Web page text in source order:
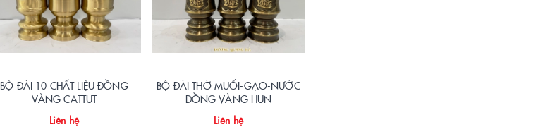
BỘ ĐÀI 10 CHẤT LIỆU ĐỒNG
VÀNG CATTUT
Liên hệ
BỘ ĐÀI THỜ MUỐI-GẠO-NƯỚC
ĐỒNG VÀNG HUN
Liên hệ